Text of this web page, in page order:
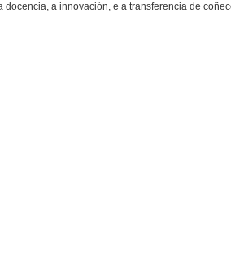
a innovación, e a transferencia de